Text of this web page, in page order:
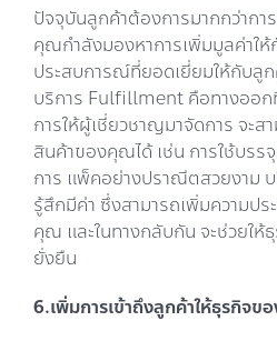
ปัจจุบันลูกค้าต้องการมากกว่ากา
คุณกำลังมองหาการเพิ่มมูลค่าใ
ประสบการณ์ที่ยอดเยี่ยมให้กับลูก
บริการ Fulfillment คือทางออ
การให้ผู้เชี่ยวชาญมาจัดการ จะส
สินค้าของคุณได้ เช่น การใช้บร
การ แพ็คอย่างปราณีตสวยงาม บ
รู้สึกมีค่า ซึ่งสามารถเพิ่มความป
คุณ และในทางกลับกัน จะช่วยใ
ยั่งยืน
6.เพิ่มการเข้าถึงลูกค้าให้ธุรกิจข